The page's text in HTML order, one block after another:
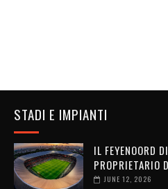
STADI E IMPIANTI
IL FEYENOORD
PROPRIETARIO
JUNE 12, 2026